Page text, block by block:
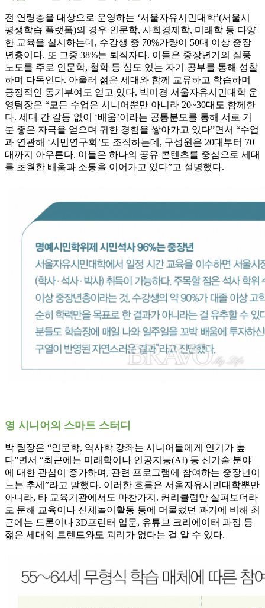
전 연령층을 대상으로 운영하는 ‘서울자유시민대학’(서울시
평생학습 플랫폼)의 경우 인문학, 사회경제학, 미래학 등 다양
한 교육을 실시하는데, 수강생 중 70%가량이 50대 이상 중장
년층이다. 또 그중 38%는 퇴직자다. 이들은 중장년기의 질풍
노도를 주로 인문학, 철학 등 심도 있는 자기 공부를 통해 성찰
하며 다독인다. 아울러 젊은 세대와 함께 교류하고 학습하며
긍정적인 동기부여도 얻고 있다. 박미경 서울자유시민대학 운
영팀장은 “모든 수업은 시니어뿐만 아니라 20~30대도 함께한
다. 세대 간 갈등 없이 ‘배움’이라는 공통분모를 통해 서로 기
분 좋은 자극을 얻으며 귀한 경험을 쌓아가고 있다”면서 “수업
과 연관해 ‘시민연구회’도 조직하는데, 구성원은 20대부터 70
대까지 아우른다. 이들은 하나의 공유 콘텐츠를 중심으로 세대
를 초월한 배움과 소통을 이어가고 있다”고 설명했다.
영 시니어의 스마트 스터디
박 팀장은 “인문학, 역사학 강좌는 시니어들에게 인기가 높
다”면서 “최근에는 미래학이나 인공지능(AI) 등 신기술 분야
에 대한 관심이 증가하며, 관련 프로그램에 참여하는 중장년이
느는 추세”라고 말했다. 이러한 흐름은 서울자유시민대학뿐만
아니라, 타 교육기관에서도 마찬가지. 커리큘럼만 살펴보더라
도 문해 교육이나 신체놀이활동 등에 머물렀던 과거에 비해 최
근에는 드론이나 3D프린터 입문, 유튜브 크리에이터 과정 등
젊은 세대의 트렌드와도 괴리가 없다는 걸 알 수 있다.